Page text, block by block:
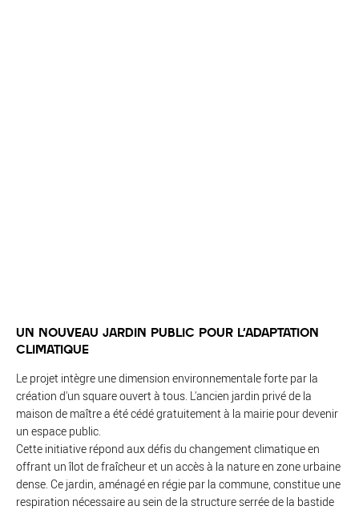
UN NOUVEAU JARDIN PUBLIC POUR L'ADAPTATION
CLIMATIQUE
Le projet intègre une dimension environnementale forte par la
création d'un square ouvert à tous. L'ancien jardin privé de la
maison de maître a été cédé gratuitement à la mairie pour devenir
un espace public.
Cette initiative répond aux défis du changement climatique en
offrant un îlot de fraîcheur et un accès à la nature en zone urbaine
dense. Ce jardin, aménagé en régie par la commune, constitue une
respiration nécessaire au sein de la structure serrée de la bastide